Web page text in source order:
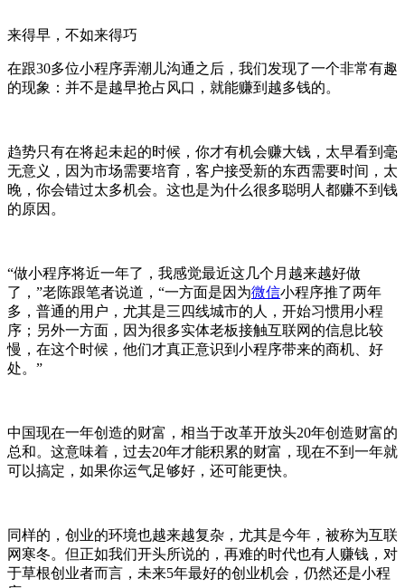
来得早，不如来得巧
在跟30多位小程序弄潮儿沟通之后，我们发现了一个非常有趣
的现象：并不是越早抢占风口，就能赚到越多钱的。
趋势只有在将起未起的时候，你才有机会赚大钱，太早看到毫
无意义，因为市场需要培育，客户接受新的东西需要时间，太
晚，你会错过太多机会。这也是为什么很多聪明人都赚不到钱
的原因。
“做小程序将近一年了，我感觉最近这几个月越来越好做
了，”老陈跟笔者说道，“一方面是因为微信小程序推了两年
多，普通的用户，尤其是三四线城市的人，开始习惯用小程
序；另外一方面，因为很多实体老板接触互联网的信息比较
慢，在这个时候，他们才真正意识到小程序带来的商机、好
处。”
中国现在一年创造的财富，相当于改革开放头20年创造财富的
总和。这意味着，过去20年才能积累的财富，现在不到一年就
可以搞定，如果你运气足够好，还可能更快。
同样的，创业的环境也越来越复杂，尤其是今年，被称为互联
网寒冬。但正如我们开头所说的，再难的时代也有人赚钱，对
于草根创业者而言，未来5年最好的创业机会，仍然还是小程